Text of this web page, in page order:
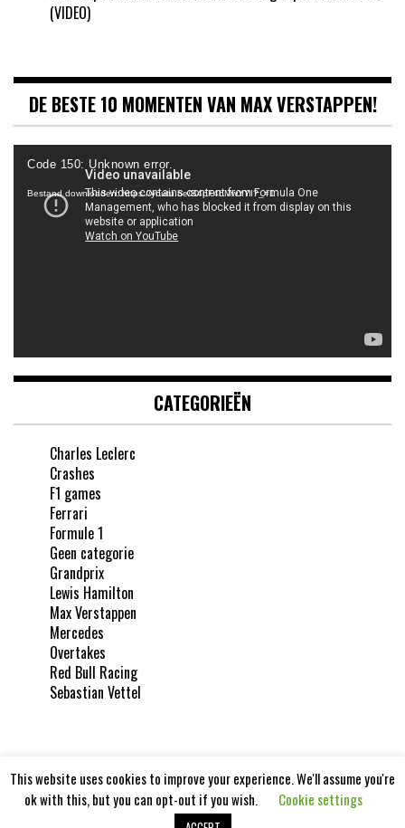
(VIDEO)
DE BESTE 10 MOMENTEN VAN MAX VERSTAPPEN!
Videospeler
Code 150: Unknown error.
Bestand downloaden: https://youtu.be/B4pF4bMwYYI?_=1
CATEGORIEËN
Charles Leclerc
Crashes
F1 games
Ferrari
Formule 1
Geen categorie
Grandprix
Lewis Hamilton
Max Verstappen
Mercedes
Overtakes
Red Bull Racing
Sebastian Vettel
Formula1report 2020
This website uses cookies to improve your experience. We'll assume you're
ok with this, but you can opt-out if you wish.
Cookie settings